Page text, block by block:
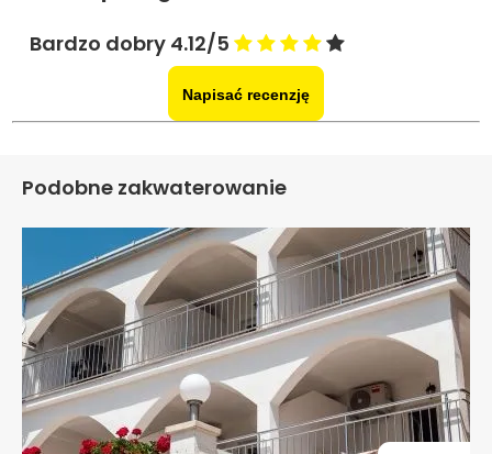
Bardzo dobry 4.12/5
Napisać recenzję
Podobne zakwaterowanie